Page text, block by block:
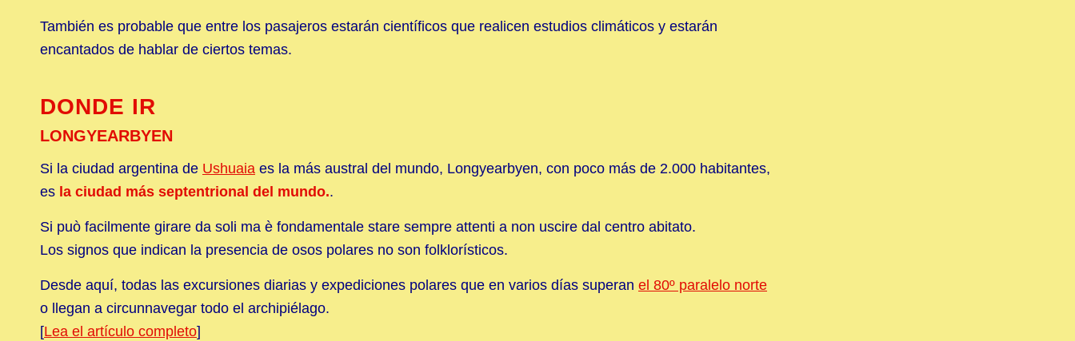
También es probable que entre los pasajeros estarán científicos que realicen estudios climáticos y estarán
encantados de hablar de ciertos temas.
DONDE IR
LONGYEARBYEN
Si la ciudad argentina de Ushuaia es la más austral del mundo, Longyearbyen, con poco más de 2.000 habitantes,
es la ciudad más septentrional del mundo..
Si può facilmente girare da soli ma è fondamentale stare sempre attenti a non uscire dal centro abitato.
Los signos que indican la presencia de osos polares no son folklorísticos.
Desde aquí, todas las excursiones diarias y expediciones polares que en varios días superan el 80º paralelo norte
o llegan a circunnavegar todo el archipiélago.
[Lea el artículo completo]